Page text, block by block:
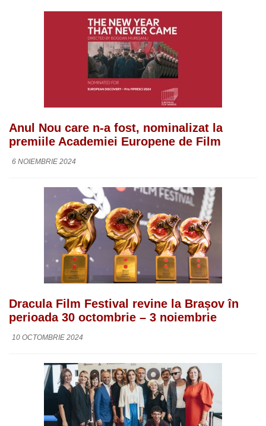
Anul Nou care n-a fost, nominalizat la
premiile Academiei Europene de Film
6 NOIEMBRIE 2024
Dracula Film Festival revine la Brașov în
perioada 30 octombrie – 3 noiembrie
10 OCTOMBRIE 2024